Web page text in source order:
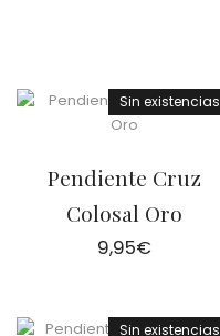
Sin existencias
Pendiente Cruz
Colosal Oro
9,95€
Sin existencias